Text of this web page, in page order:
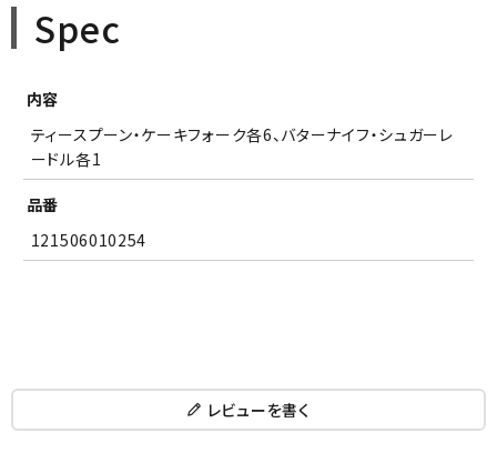
Spec
内容
ティースプーン・ケーキフォーク各6、バターナイフ・シュガーレ
ードル各1
品番
121506010254
レビューを書く